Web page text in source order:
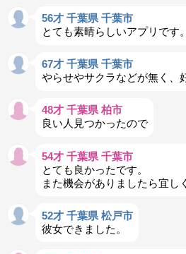
56才 千葉県 千葉市
とても素晴らしいアプリです。
67才 千葉県 千葉市
やらせやサクラなどが無く、
48才 千葉県 柏市
良い人見つかったので
54才 千葉県 千葉市
とても良かったです。
また機会がありましたら宜し
52才 千葉県 松戸市
彼女できました。